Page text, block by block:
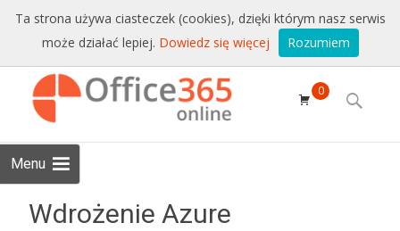
Sprzedaż i wsparcie:+48 228771525
Email:sklep@conet.pl
Menu
Skip to
content
0
Search
Wdrożenie Azure
Ta strona używa ciasteczek (cookies), dzięki którym nasz serwis
może działać lepiej. Dowiedz się więcej Rozumiem